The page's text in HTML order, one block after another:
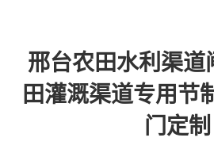
邢台农田水利渠道
田灌溉渠道专用节
门定制